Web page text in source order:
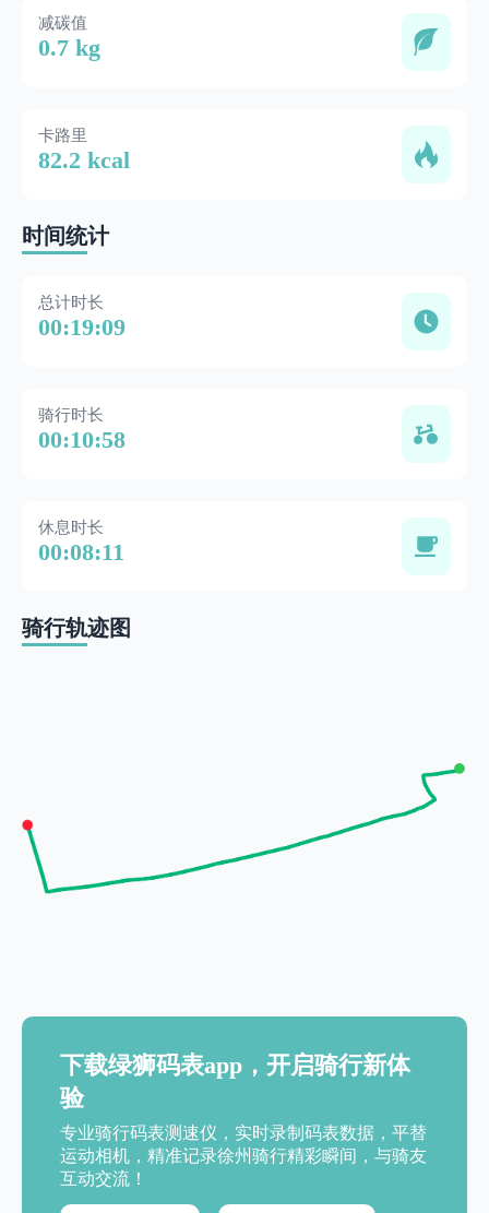
减碳值
0.7 kg
卡路里
82.2 kcal
时间统计
总计时长
00:19:09
骑行时长
00:10:58
休息时长
00:08:11
骑行轨迹图
下载绿狮码表app，开启骑行新体
验
专业骑行码表测速仪，实时录制码表数据，平替
运动相机，精准记录徐州骑行精彩瞬间，与骑友
互动交流！